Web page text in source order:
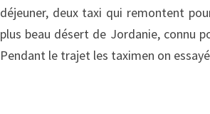
déjeuner, deux taxi qui remontent
plus beau désert de Jordanie, connu
Pendant le trajet les taximen on